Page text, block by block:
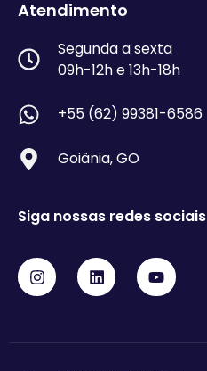
Atendimento
Segunda a sexta
09h-12h e 13h-18h
+55 (62) 99381-6586
Goiânia, GO
Siga nossas redes sociais